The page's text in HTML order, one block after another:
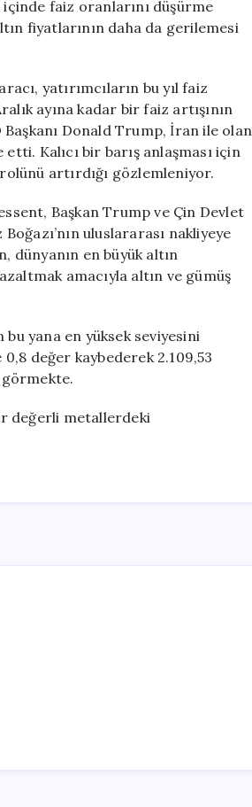
içinde faiz oranlarını düşürme
fiyatlarının daha da gerilemesi
yatırımcıların bu yıl faiz
ayına kadar bir faiz artışının
Başkanı Donald Trump, İran ile olan
Kalıcı bir barış anlaşması için
artırdığı gözlemleniyor.
Başkan Trump ve Çin Devlet
uluslararası nakliyeye
dünyanın en büyük altın
amacıyla altın ve gümüş
bu yana en yüksek seviyesini
değer kaybederek 2.109,53
görmekte.
değerli metallerdeki